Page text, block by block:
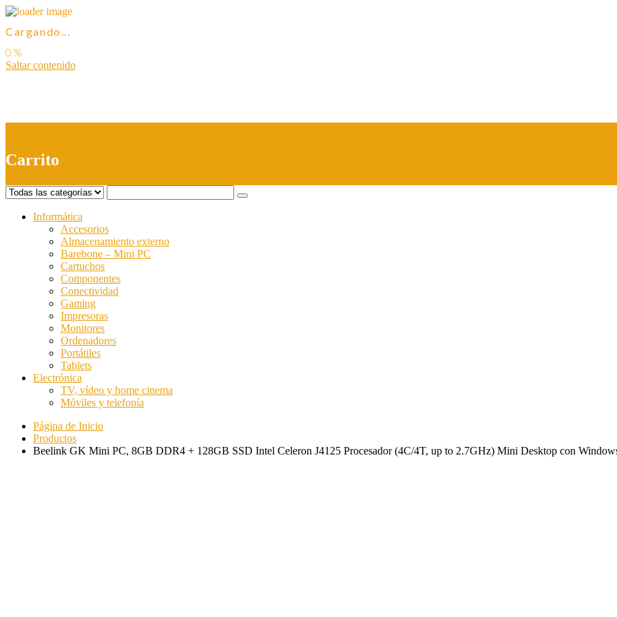
Cargando...
Saltar contenido
Carrito
Informática
Accesorios
Almacenamiento externo
Barebone – Mini PC
Cartuchos
Componentes
Conectividad
Gaming
Impresoras
Monitores
Ordenadores
Portátiles
Tablets
Electrónica
TV, vídeo y home cinema
Móviles y telefonía
Página de Inicio
Productos
Beelink GK Mini PC, 8GB DDR4 + 128GB SSD Intel Celeron J4125 Procesador (4C/4T, up to 2.7GHz) Mini Desktop con